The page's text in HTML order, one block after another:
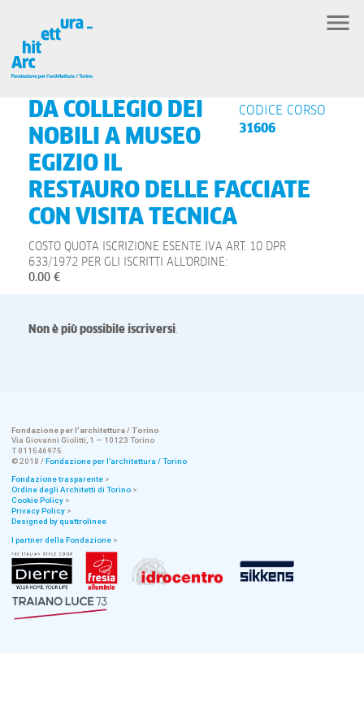
CODICE CORSO
31606
DA COLLEGIO DEI
NOBILI A MUSEO
EGIZIO IL
RESTAURO DELLE FACCIATE
CON VISITA TECNICA
COSTO QUOTA ISCRIZIONE ESENTE IVA ART. 10 DPR
633/1972 PER GLI ISCRITTI ALL'ORDINE:
0.00 €
Non è più possibile iscriversi .
Fondazione per l’architettura / Torino
Via Giovanni Giolitti, 1 — 10123 Torino
T 011546975
© 2018 /Fondazione per l’architettura / Torino
Fondazione trasparente >
Ordine degli Architetti di Torino >
Cookie Policy >
Privacy Policy >
Designed by quattrolinee
I partner della Fondazione >